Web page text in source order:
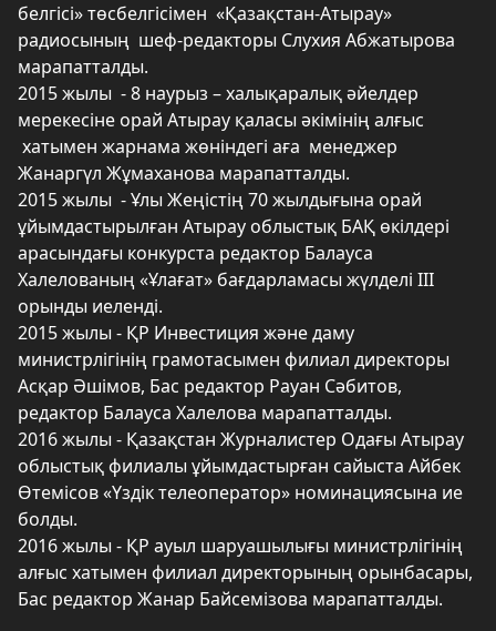
белгісі» төсбелгісімен «Қазақстан-Атырау»
радиосының шеф-редакторы Слухия Абжатырова
марапатталды.
2015 жылы - 8 наурыз – халықаралық әйелдер
мерекесіне орай Атырау қаласы әкімінің алғыс
хатымен жарнама жөніндегі аға менеджер
Жанаргүл Жұмаханова марапатталды.
2015 жылы - Ұлы Жеңістің 70 жылдығына орай
ұйымдастырылған Атырау облыстық БАҚ өкілдері
арасындағы конкурста редактор Балауса
Халелованың «Ұлағат» бағдарламасы жүлделі III
орынды иеленді.
2015 жылы - ҚР Инвестиция және даму
министрлігінің грамотасымен филиал директоры
Асқар Әшімов, Бас редактор Рауан Сәбитов,
редактор Балауса Халелова марапатталды.
2016 жылы - Қазақстан Журналистер Одағы Атырау
облыстық филиалы ұйымдастырған сайыста Айбек
Өтемісов «Үздік телеоператор» номинациясына ие
болды.
2016 жылы - ҚР ауыл шаруашылығы министрлігінің
алғыс хатымен филиал директорының орынбасары,
Бас редактор Жанар Байсемізова марапатталды.